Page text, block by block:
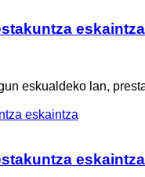
eskaintza
eskualdeko lan,
eskaintza